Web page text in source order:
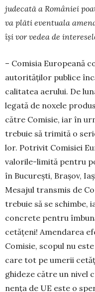
judecată a României
va plăti eventuala
își vor vedea de
– Comisia Europeană
autorităților publice
calitatea aerului. De
legată de noxele
către Comisie, iar în
trebuie să trimită o
lor. Potrivit Comisiei
valorile-limită pentru
în București, Brașov,
Mesajul transmis de
trebuie să se schimbe,
concrete pentru
cetățeni! Amen­darea
Comisie, scopul nu
care tot pe ume­rii
ghideze că­tre un nivel
nen­ța de UE este o